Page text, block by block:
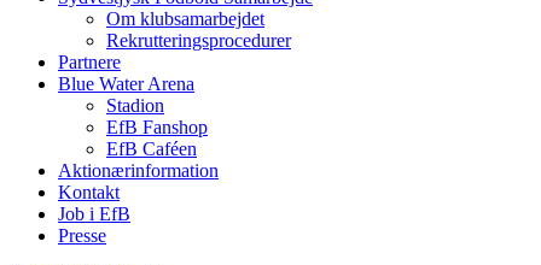
Om klubsamarbejdet
Rekrutteringsprocedurer
Partnere
Blue Water Arena
Stadion
EfB Fanshop
EfB Caféen
Aktionærinformation
Kontakt
Job i EfB
Presse